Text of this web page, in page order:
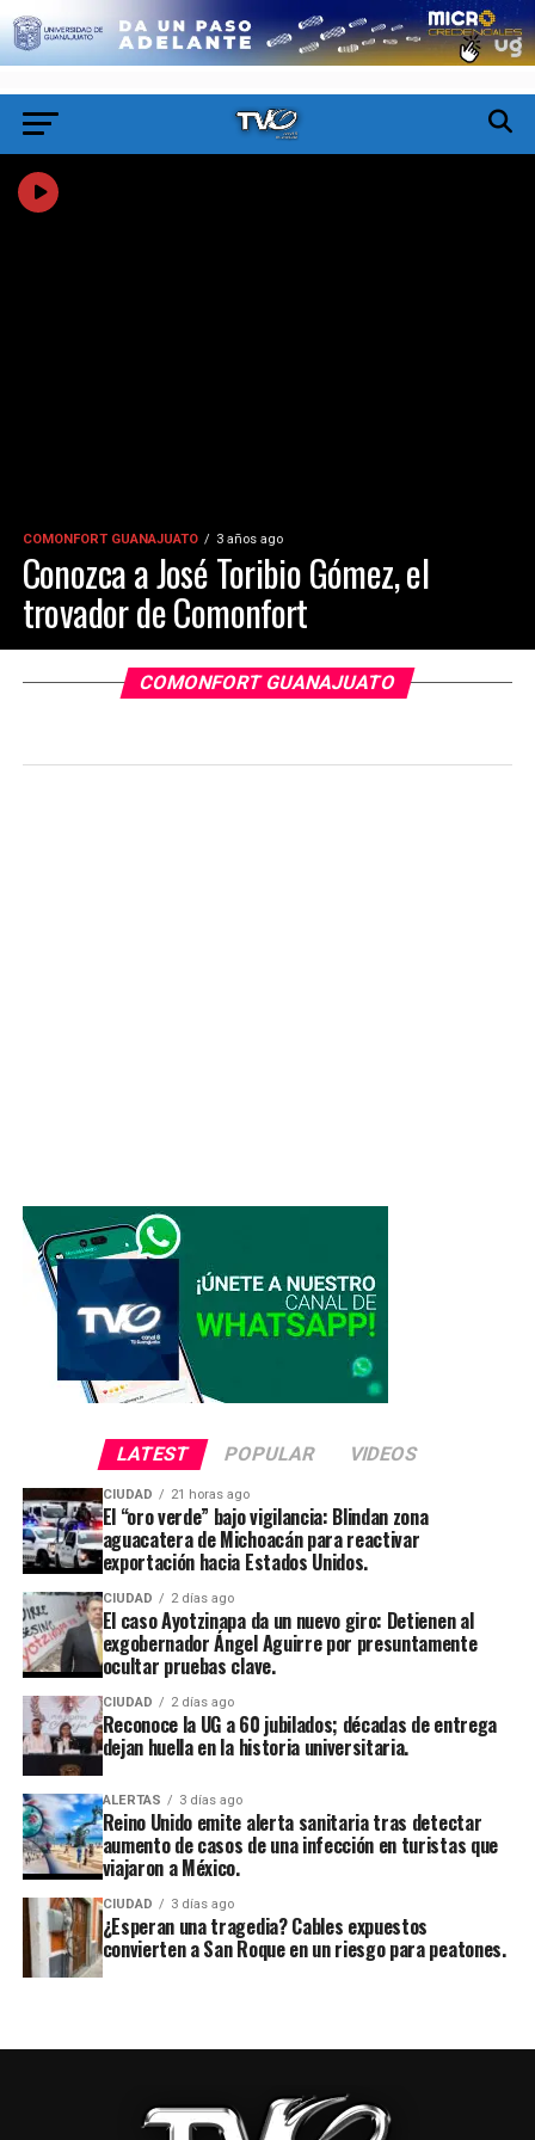
COMONFORT GUANAJUATO 3 años ago
Conozca a José Toribio Gómez, el
trovador de Comonfort
COMONFORT GUANAJUATO
LATEST POPULAR VIDEOS
CIUDAD 21 horas ago
El “oro verde” bajo vigilancia: Blindan zona
aguacatera de Michoacán para reactivar
exportación hacia Estados Unidos.
CIUDAD 2 días ago
El caso Ayotzinapa da un nuevo giro: Detienen al
exgobernador Ángel Aguirre por presuntamente
ocultar pruebas clave.
CIUDAD 2 días ago
Reconoce la UG a 60 jubilados; décadas de entrega
dejan huella en la historia universitaria.
ALERTAS 3 días ago
Reino Unido emite alerta sanitaria tras detectar
aumento de casos de una infección en turistas que
viajaron a México.
CIUDAD 3 días ago
¿Esperan una tragedia? Cables expuestos
convierten a San Roque en un riesgo para peatones.